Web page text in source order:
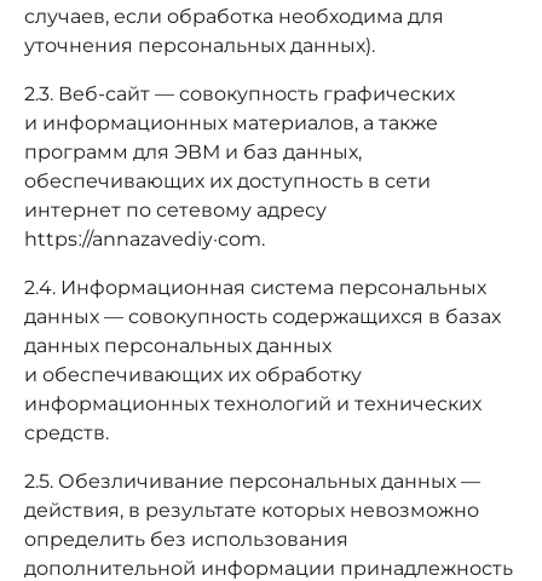
случаев, если обработка необходима для
уточнения персональных данных).
2.3. Веб-сайт — совокупность графических
и информационных материалов, а также
программ для ЭВМ и баз данных,
обеспечивающих их доступность в сети
интернет по сетевому адресу
httpsː//annazavediy·com.
2.4. Информационная система персональных
данных — совокупность содержащихся в базах
данных персональных данных
и обеспечивающих их обработку
информационных технологий и технических
средств.
2.5. Обезличивание персональных данных —
действия, в результате которых невозможно
определить без использования
дополнительной информации принадлежность